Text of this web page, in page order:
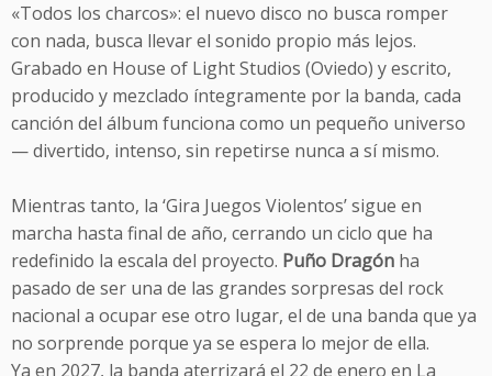
«Todos los charcos»: el nuevo disco no busca romper
con nada, busca llevar el sonido propio más lejos.
Grabado en House of Light Studios (Oviedo) y escrito,
producido y mezclado íntegramente por la banda, cada
canción del álbum funciona como un pequeño universo
— divertido, intenso, sin repetirse nunca a sí mismo.
Mientras tanto, la ‘Gira Juegos Violentos’ sigue en
marcha hasta final de año, cerrando un ciclo que ha
redefinido la escala del proyecto. Puño Dragón ha
pasado de ser una de las grandes sorpresas del rock
nacional a ocupar ese otro lugar, el de una banda que ya
no sorprende porque ya se espera lo mejor de ella.
Ya en 2027, la banda aterrizará el 22 de enero en La